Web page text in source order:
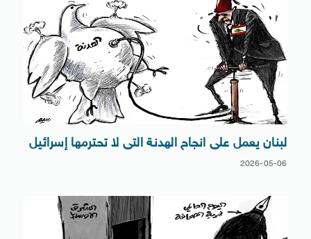
لبنان يعمل على انجاح الهدنة التى لا تحترمها إسرائيل
2026-05-06